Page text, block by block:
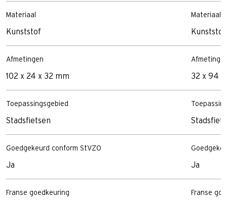
Materiaal
Kunststof
Afmetingen
102 x 24 x 32 mm
Toepassingsgebied
Stadsfietsen
Goedgekeurd conform StVZO
Ja
Franse goedkeuring
Materiaal
Kunststof
32 x 94
Ja
Franse